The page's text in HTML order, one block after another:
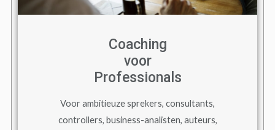
Coaching
voor
Professionals
Voor ambitieuze sprekers, consultants,
controllers, business-analisten, auteurs,